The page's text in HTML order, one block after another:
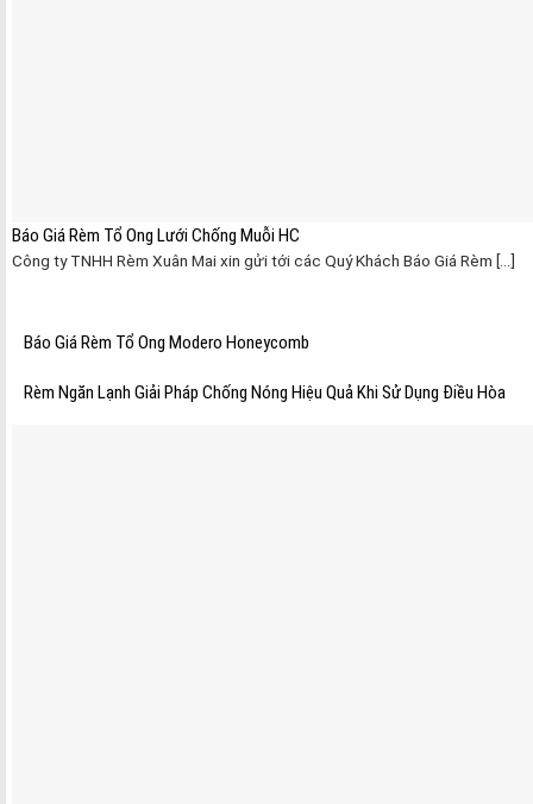
Báo Giá Rèm Tổ Ong Lưới Chống Muỗi HC
Công ty TNHH Rèm Xuân Mai xin gửi tới các Quý Khách Báo Giá Rèm [...]
Báo Giá Rèm Tổ Ong Modero Honeycomb
Rèm Ngăn Lạnh Giải Pháp Chống Nóng Hiệu Quả Khi Sử Dụng Điều Hòa